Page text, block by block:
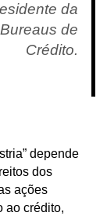
da
de
Crédito.
depende
dos
ações
ao crédito,